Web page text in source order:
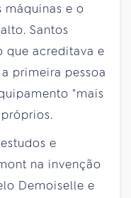
máquinas e o
Santos
que acreditava e
primeira pessoa
"mais
e
na invenção
Demoiselle e